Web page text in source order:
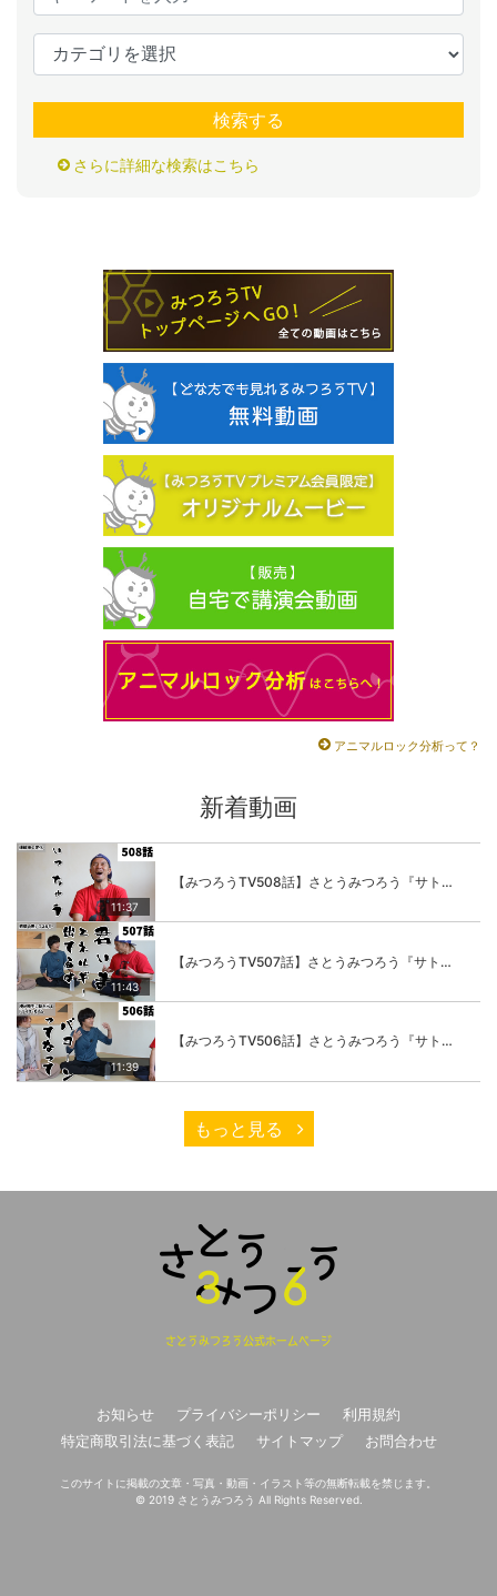
検索する
さらに詳細な検索はこちら
アニマルロック分析って？
新着動画
11:37
【みつろうTV508話】さとうみつろう『サトレル男塾』編④「“毎日”が変わります。楽しく」
11:43
【みつろうTV507話】さとうみつろう『サトレル男塾』編③「快楽は“自分のカラダの内側”にしかない」
11:39
【みつろうTV506話】さとうみつろう『サトレル男塾』編②「不思議な棒をお尻に…」
もっと見る
さとうみつろう公式ホームページ
お知らせ プライバシーポリシー
利用規約
特定商取引法に基づく表記
サイトマップ お問合わせ
このサイトに掲載の文章・写真・動画・イラスト等の無断転載を禁じます。
© 2019 さとうみつろう All Rights Reserved.